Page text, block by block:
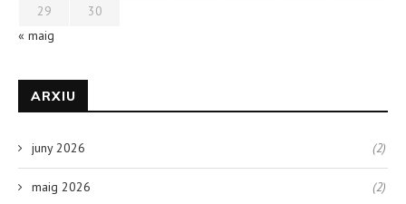
29
30
« maig
ARXIU
juny 2026 (2)
maig 2026 (2)